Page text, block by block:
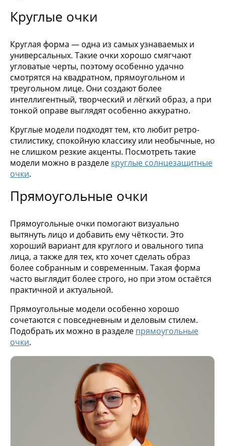
Круглые очки
Круглая форма — одна из самых узнаваемых и
универсальных. Такие очки хорошо смягчают
угловатые черты, поэтому особенно удачно
смотрятся на квадратном, прямоугольном и
треугольном лице. Они создают более
интеллигентный, творческий и лёгкий образ, а при
тонкой оправе выглядят особенно аккуратно.
Круглые модели подходят тем, кто любит ретро-
стилистику, спокойную классику или необычные, но
не слишком резкие акценты. Посмотреть такие
модели можно в разделе круглые солнцезащитные
очки.
Прямоугольные очки
Прямоугольные очки помогают визуально
вытянуть лицо и добавить ему чёткости. Это
хороший вариант для круглого и овального типа
лица, а также для тех, кто хочет сделать образ
более собранным и современным. Такая форма
часто выглядит более строго, но при этом остаётся
практичной и актуальной.
Прямоугольные модели особенно хорошо
сочетаются с повседневным и деловым стилем.
Подобрать их можно в разделе прямоугольные
очки.